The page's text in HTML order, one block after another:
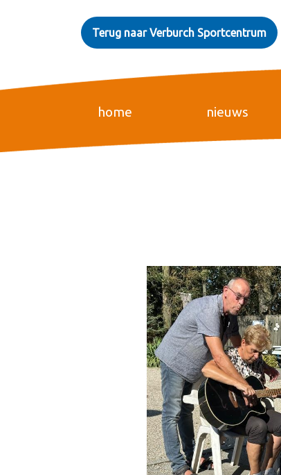
Terug naar Verburch Sportcentrum
home nieuws